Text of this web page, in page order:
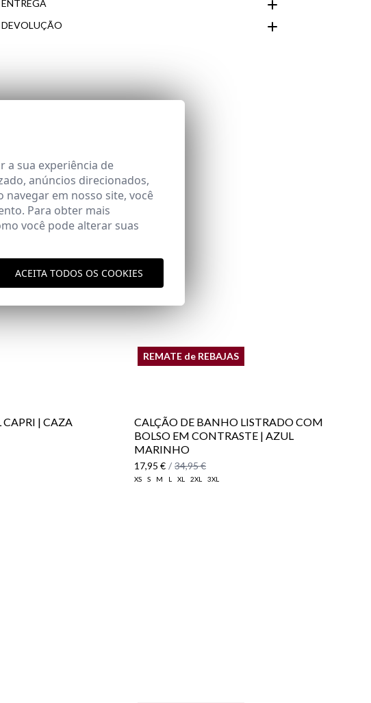
ENTREGA
Política de Envio
DEVOLUÇÃO
CAPRI | CAZA
REMATE de REBAJAS
CALÇÃO DE BANHO LISTRADO COM
BOLSO EM CONTRASTE | AZUL
MARINHO
17,95 € / 34,95 €
XS S M L XL 2XL 3XL
a sua experiência de
anúncios direcionados,
em nosso site, você
Para obter mais
você pode alterar suas
ACEITA TODOS OS COOKIES